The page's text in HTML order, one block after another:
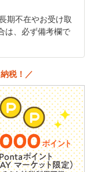
期不在やお受け取
は、必ず備考欄で
税！／